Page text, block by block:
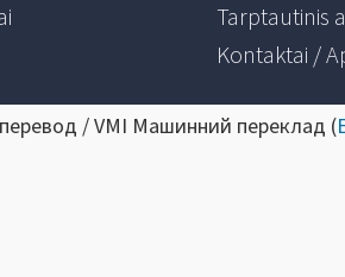
Tarptautinis
Kontaktai /
/ VMI Машинний переклад (